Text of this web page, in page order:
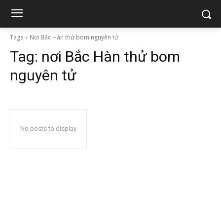
Tags Nơi Bắc Hàn thử bom nguyên tử
Tag: nơi Bắc Hàn thử bom
nguyên tử
No posts to display